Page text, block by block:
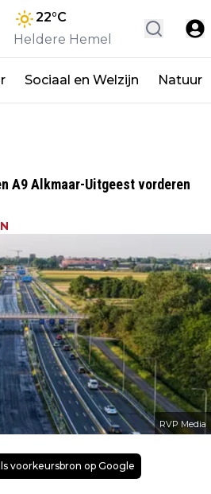
22°C
Heldere Hemel
Sociaal en Welzijn Natuur
A9 Alkmaar-Uitgeest vorderen
RVP Media
voorkeursbron op Google